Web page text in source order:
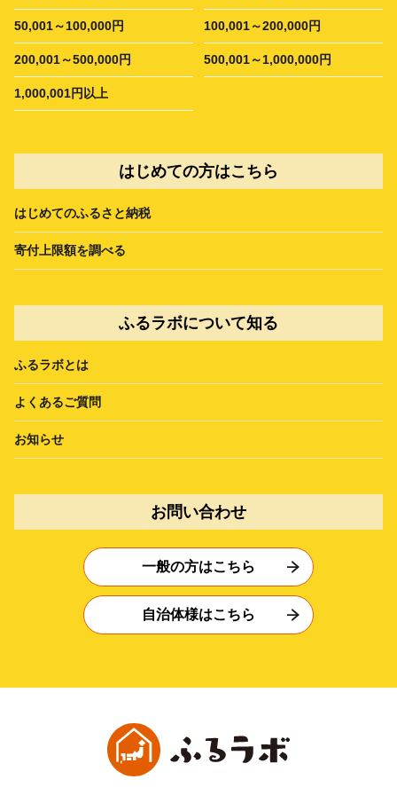
50,001～100,000円 100,001～200,000円
200,001～500,000円 500,001～1,000,000円
1,000,001円以上
はじめての方はこちら
はじめてのふるさと納税
寄付上限額を調べる
ふるラボについて知る
ふるラボとは
よくあるご質問
お知らせ
お問い合わせ
一般の方はこちら
自治体様はこちら